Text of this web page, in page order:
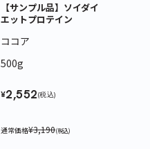
【サンプル品】ソイダイ
エットプロテイン
ココア
500g
¥2,552(税込)
通常価格¥3,190(税込)